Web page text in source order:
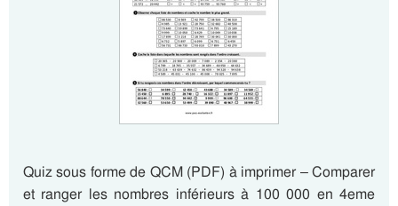
Quiz sous forme de QCM (PDF) à imprimer – Comparer
et ranger les nombres inférieurs à 100 000 en 4eme